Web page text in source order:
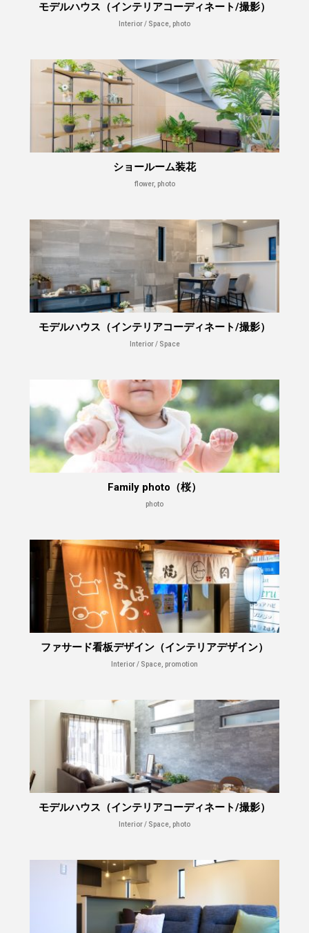
モデルハウス（インテリアコーディネート/撮影）
Interior / Space, photo
ショールーム装花
flower, photo
モデルハウス（インテリアコーディネート/撮影）
Interior / Space
Family photo（桜）
photo
ファサード看板デザイン（インテリアデザイン）
Interior / Space, promotion
モデルハウス（インテリアコーディネート/撮影）
Interior / Space, photo